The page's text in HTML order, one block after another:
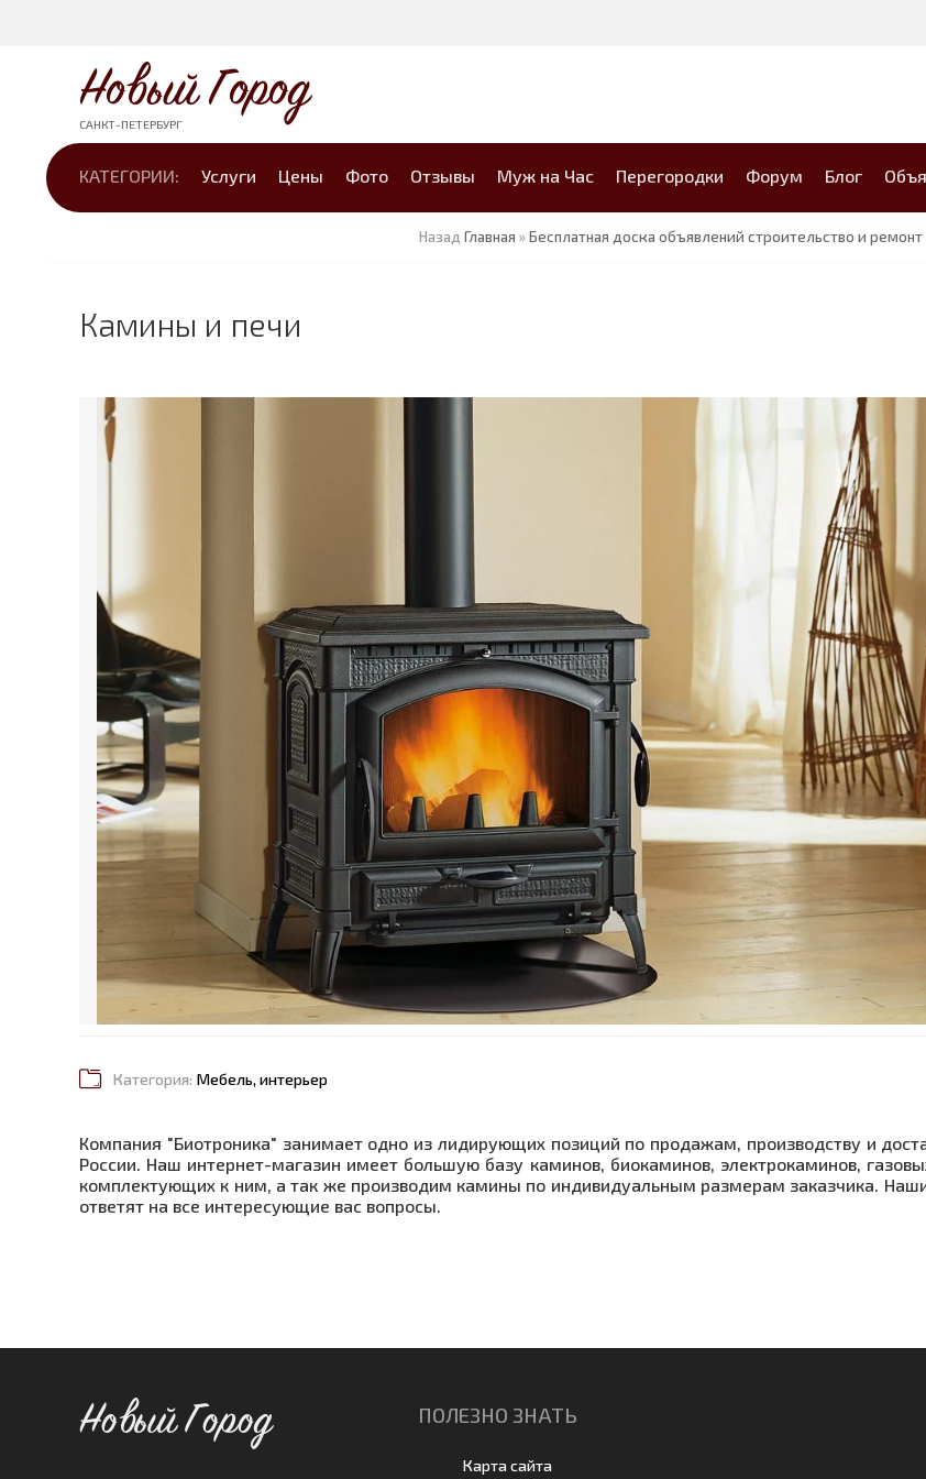
Новый Город
САНКТ-ПЕТЕРБУРГ
КАТЕГОРИИ: Услуги Цены Фото Отзывы Муж на Час Перегородки Форум Блог
Назад Главная »Бесплатная доска объявлений строительство и ремонт
Камины и печи
Категория: Мебель, интерьер
Компания "Биотроника" занимает одно из лидирующих позиций по продажам, производству и
России. Наш интернет-магазин имеет большую базу каминов, биокаминов, электрокаминов,
комплектующих к ним, а так же производим камины по индивидуальным размерам заказчика.
ответят на все интересующие вас вопросы.
Новый Город ПОЛЕЗНО ЗНАТЬ
Карта сайта